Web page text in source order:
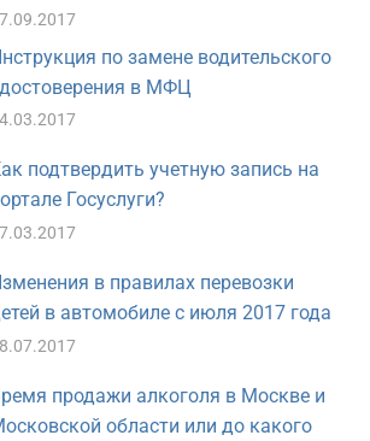
по замене водительского
в МФЦ
подтвердить учетную запись на
Госуслуги?
в правилах перевозки
в автомобиле с июля 2017 года
продажи алкоголя в Москве и
области или до какого